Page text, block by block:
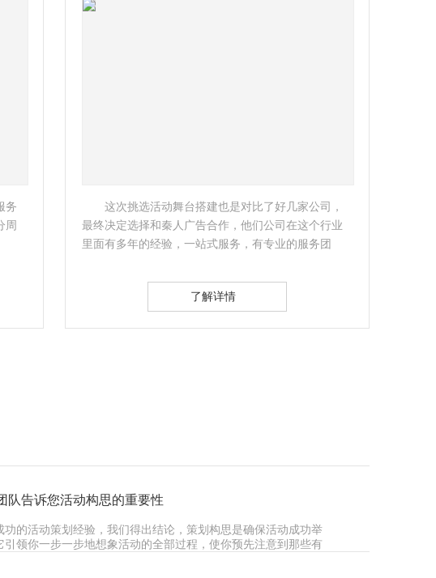
家公司，
这个行业
服务团
一次偶然的机会结识了秦人广告活动策划，合作
三年多了，贵公司一向注重质量和口碑，是一个诚信
做企业的公司。…
队告诉您活动构思的重要性
功的活动策划经验，我们得出结论，策划构思是确保活动成功举
引领你一步一步地想象活动的全部过程，使你预先注意到那些有